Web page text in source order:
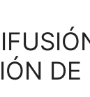
DE